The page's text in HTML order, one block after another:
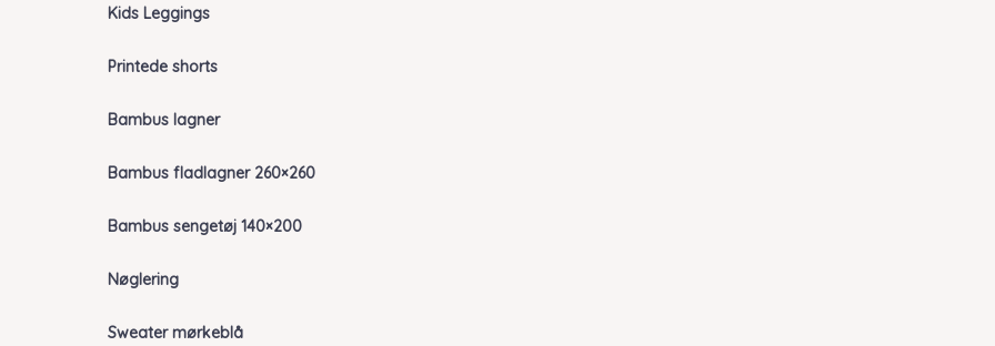
Kids Leggings
Printede shorts
Bambus lagner
Bambus fladlagner 260×260
Bambus sengetøj 140×200
Nøglering
Sweater mørkeblå